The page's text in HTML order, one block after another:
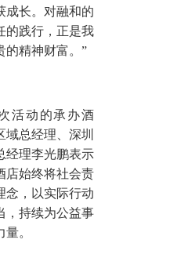
成长。对融和的
的践行，正是我
的精神财富。”
活动的承办酒
域总经理、深圳
经理李光鹏表示
店始终将社会责
念，以实际行动
，持续为公益事
。